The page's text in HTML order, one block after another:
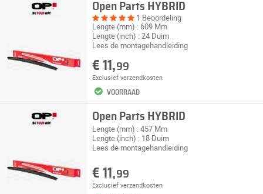
Open Parts HYBRID
1 Beoordeling
Lengte (mm) : 609 Mm
Lengte (inch) : 24 Duim
Lees de montagehandleiding
€ 11,99
Exclusief verzendkosten
VOORRAAD
Open Parts HYBRID
Lengte (mm) : 457 Mm
Lengte (inch) : 18 Duim
Lees de montagehandleiding
€ 11,99
Exclusief verzendkosten